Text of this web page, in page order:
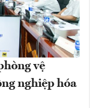
vệ
nghiệp hóa